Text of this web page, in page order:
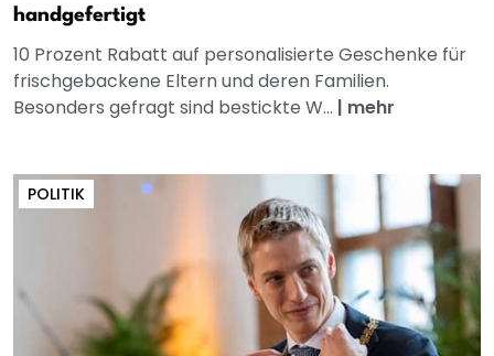
handgefertigt
10 Prozent Rabatt auf personalisierte Geschenke für
frischgebackene Eltern und deren Familien.
Besonders gefragt sind bestickte W... | mehr
POLITIK